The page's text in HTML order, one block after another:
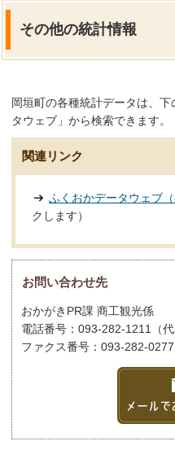
その他の統計情報
岡垣町の各種統計データは、
タウェブ」から検索できます。
関連リンク
ふくおかデータウェブ（
クします）
お問い合わせ先
おかがきPR課 商工観光係
電話番号：093-282-1211（代
ファクス番号：093-282-0277